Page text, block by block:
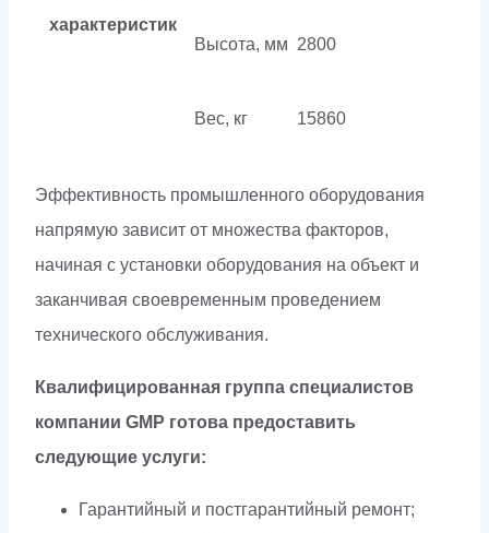
характеристик
Высота, мм 2800
Вес, кг 15860
Эффективность промышленного оборудования
напрямую зависит от множества факторов,
начиная с установки оборудования на объект и
заканчивая своевременным проведением
технического обслуживания.
Квалифицированная группа специалистов
компании GMP готова предоставить
следующие услуги:
Гарантийный и постгарантийный ремонт;